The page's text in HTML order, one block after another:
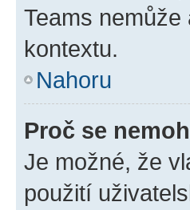
Teams
kontextu.
Nahoru
Proč se
Je možné, že
použití